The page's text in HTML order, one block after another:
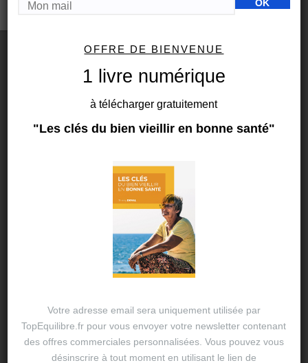
FASCIATHÉRAPIE
nos douleurs chroniques.
THIERRY DUVAL
Tout le corps est constitué d’un réseau continu et
global appelé fascia. Cela révolutionne notre
conception de l’anatomie, de la physiologie et de la
physiopathologie. Le stress, les mauvaises
OFFRE DE BIENVENUE
1 livre numérique
à télécharger gratuitement
"Les clés du bien vieillir en bonne santé"
Votre adresse email sera uniquement utilisée par
TopEquilibre.fr pour vous envoyer votre newsletter contenant
des offres commerciales personnalisées. Vous pouvez vous
désinscrire à tout moment en utilisant le lien de